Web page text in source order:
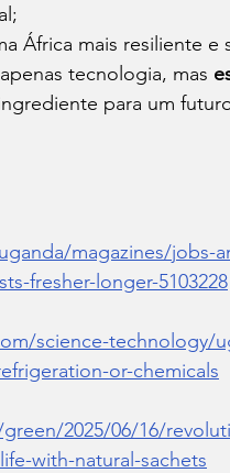
África mais resiliente e
tecnologia, mas
para um
magazines/jobs-
fresher-longer-5103228
science-technology/
or-chemicals
2025/06/16/
with-natural-sachets